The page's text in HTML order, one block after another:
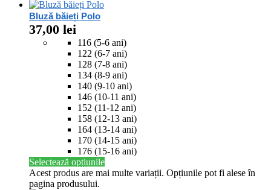
Bluză băieți Polo
37,00 lei
116 (5-6 ani)
122 (6-7 ani)
128 (7-8 ani)
134 (8-9 ani)
140 (9-10 ani)
146 (10-11 ani)
152 (11-12 ani)
158 (12-13 ani)
164 (13-14 ani)
170 (14-15 ani)
176 (15-16 ani)
Selectează opțiunile
Acest produs are mai multe variații. Opțiunile pot fi alese în
pagina produsului.